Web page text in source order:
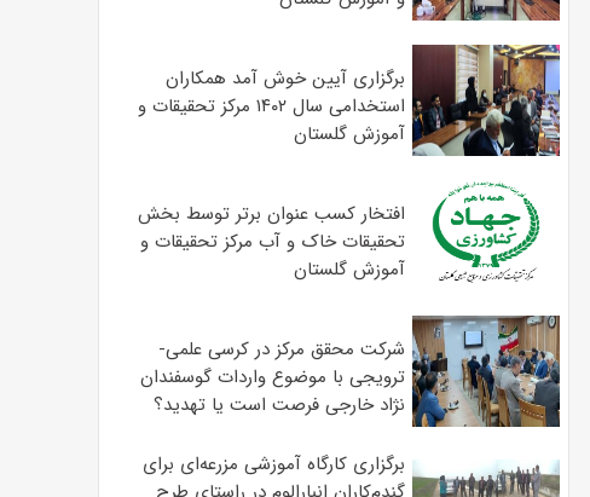
برگزاری آیین خوش آمد همکاران
استخدامی سال ۱۴۰۲ مرکز تحقیقات و
آموزش گلستان
افتخار کسب عنوان برتر توسط بخش
تحقیقات خاک و آب مرکز تحقیقات و
آموزش گلستان
شرکت محقق مرکز در کرسی علمی-
ترویجی با موضوع واردات گوسفندان
نژاد خارجی فرصت است یا تهدید؟
برگزاری کارگاه آموزشی مزرعه‌ای برای